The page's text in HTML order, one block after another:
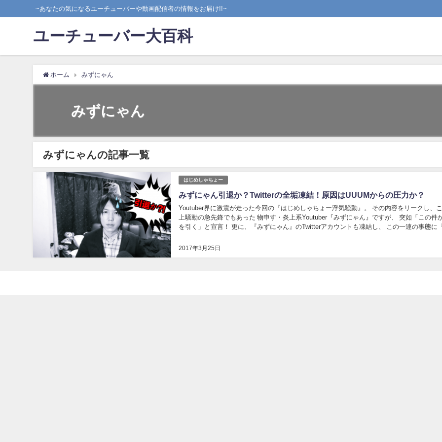
~あなたの気になるユーチューバーや動画配信者の情報をお届け!!~
ユーチューバー大百科
ホーム みずにゃん
みずにゃん
みずにゃんの記事一覧
はじめしゃちょー
みずにゃん引退か？Twitterの全垢凍結！原因はUUUMからの圧力か？
2017年3月25日
Youtuber界に激震が走った今回の『はじめしゃちょー浮気騒動』。 その内容をリークし、
上騒動の急先鋒でもあった 物申す・炎上系Youtuber『みずにゃん』ですが、 突如「この件
を引く」と宣言！ 更に、『みずにゃん』のTwitterアカウントも凍結し、 この一連の事態に『はじ